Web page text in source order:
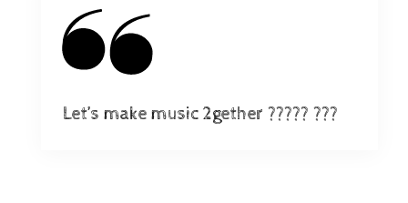
Let’s make music 2gether ????? ???